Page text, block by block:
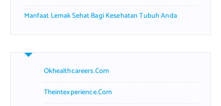
Manfaat Lemak Sehat Bagi Kesehatan Tubuh Anda
Okhealthcareers.com
Theintexperience.com